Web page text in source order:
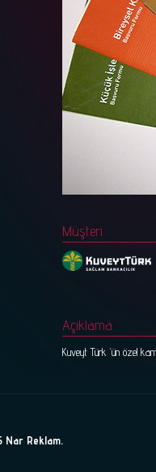
Müşteri
Açıklama
Kuveyt Türk ‘ün özel
Nar Reklam.